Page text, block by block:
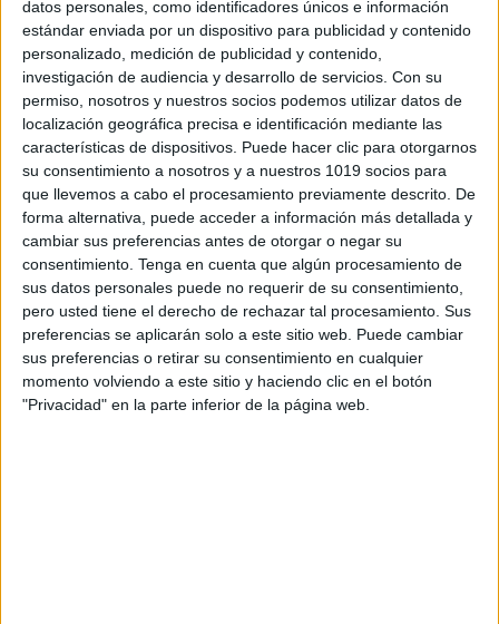
datos personales, como identificadores únicos e información
estándar enviada por un dispositivo para publicidad y contenido
personalizado, medición de publicidad y contenido,
investigación de audiencia y desarrollo de servicios. Con su
permiso, nosotros y nuestros socios podemos utilizar datos de
localización geográfica precisa e identificación mediante las
características de dispositivos. Puede hacer clic para otorgarnos
su consentimiento a nosotros y a nuestros 1019 socios para
que llevemos a cabo el procesamiento previamente descrito. De
forma alternativa, puede acceder a información más detallada y
cambiar sus preferencias antes de otorgar o negar su
consentimiento. Tenga en cuenta que algún procesamiento de
sus datos personales puede no requerir de su consentimiento,
pero usted tiene el derecho de rechazar tal procesamiento. Sus
preferencias se aplicarán solo a este sitio web. Puede cambiar
sus preferencias o retirar su consentimiento en cualquier
momento volviendo a este sitio y haciendo clic en el botón
"Privacidad" en la parte inferior de la página web.
1º primaria
MATEMÁTICAS 1º